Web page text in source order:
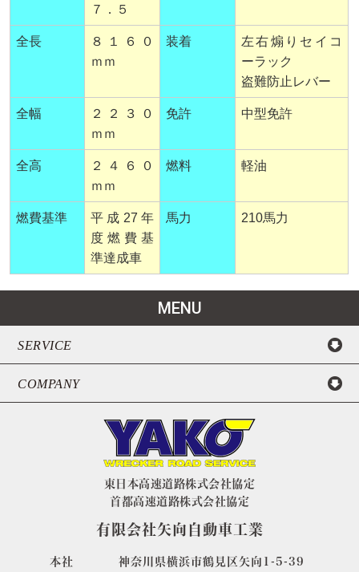
７．５
全長
８１６０
ｍｍ
装着
左右煽りセイコ
ーラック
盗難防止レバー
全幅
２２３０
ｍｍ
免許 中型免許
全高
２４６０
ｍｍ
燃料 軽油
燃費基準
平成27年
度燃費基
準達成車
馬力 210馬力
MENU
SERVICE
COMPANY
東日本高速道路株式会社協定
首都高速道路株式会社協定
有限会社矢向自動車工業
本社 神奈川県横浜市鶴見区矢向1-5-39